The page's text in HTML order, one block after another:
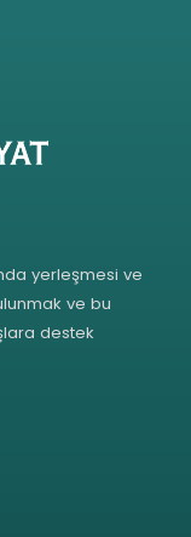
yerleşmesi ve
ve bu
destek